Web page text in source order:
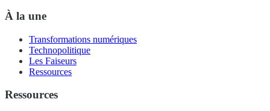
À la une
Transformations numériques
Technopolitique
Les Faiseurs
Ressources
Ressources